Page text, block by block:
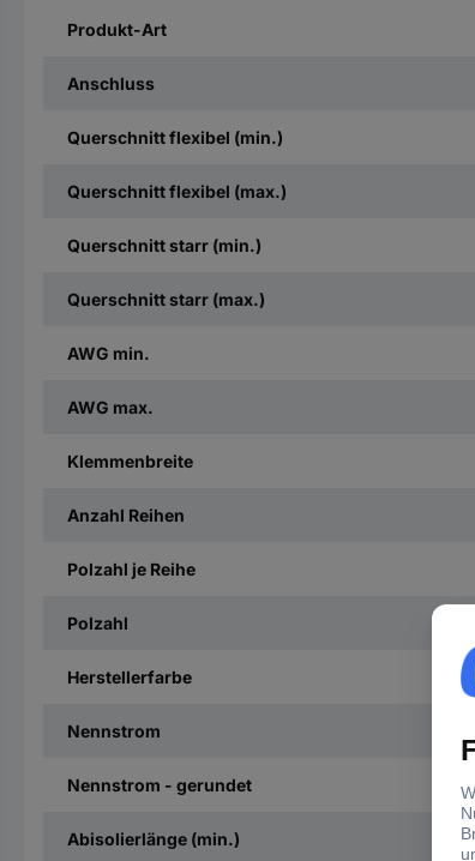
Produkt-Art
Anschluss
Querschnitt flexibel (min.)
Querschnitt flexibel (max.)
Querschnitt starr (min.)
Querschnitt starr (max.)
AWG min.
AWG max.
Klemmenbreite
Anzahl Reihen
Polzahl je Reihe
Polzahl
Herstellerfarbe
Nennstrom
Nennstrom - gerundet
Abisolierlänge (min.)